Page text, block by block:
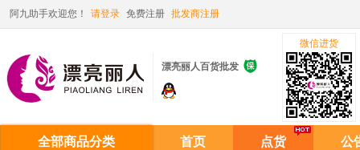
阿九助手欢迎您！ 请登录 免费注册 批发商注册
漂亮丽人百货批发 
微信进货
全部商品分类 首页 点货 公